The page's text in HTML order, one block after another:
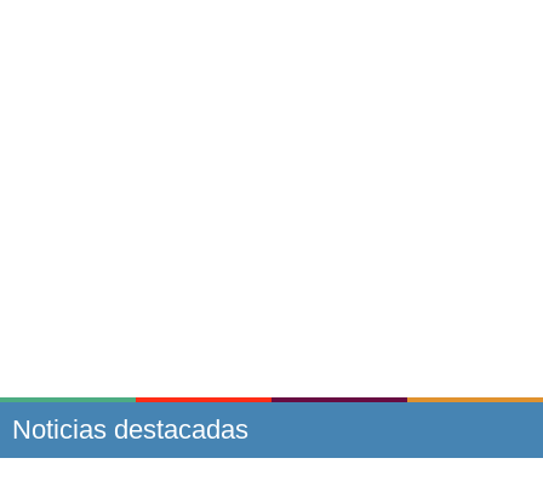
Noticias destacadas